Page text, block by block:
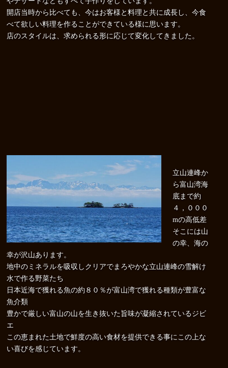
開店当時から比べても、今はお客様と料理と共に成長し、今食
べて欲しい料理を作ることができている様に思います。
店のスタイルは、求められる形に応じて変化してきました。
立山連峰か
ら富山湾海
底まで約
４，０００
mの高低差
そこには山
の幸、海の
幸が沢山あります。
地中のミネラルを吸収しクリアでまろやかな立山連峰の雪解け
水で作る野菜たち
日本近海で獲れる魚の約８０％が富山湾で獲れる種類が豊富な
魚介類
豊かで厳しい富山の山を生き抜いた旨味が凝縮されているジビ
エ
この恵まれた土地で鮮度の高い食材を提供できる事にこの上な
い喜びを感じています。